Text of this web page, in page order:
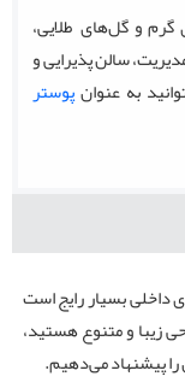
گرم و گل‌های طلایی،
سالن پذیرایی و
به عنوانپوستر
داخلی بسیار رایج است
زیبا و متنوع هستید،
پیشنهاد می‌دهیم.